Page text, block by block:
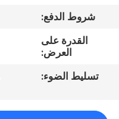
اتصل
اطلب
شروط الدفع:
القدرة على
العرض:
تسليط الضوء: